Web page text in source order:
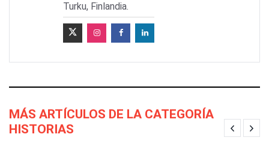
Turku, Finlandia.
MÁS ARTÍCULOS DE LA CATEGORÍA
HISTORIAS